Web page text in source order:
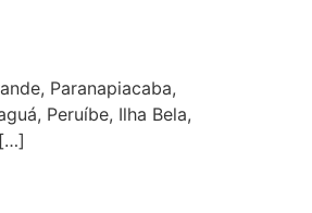
Paranapiacaba,
Peruíbe, Ilha Bela,